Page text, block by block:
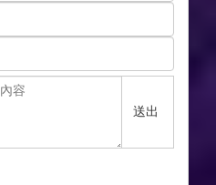
送出